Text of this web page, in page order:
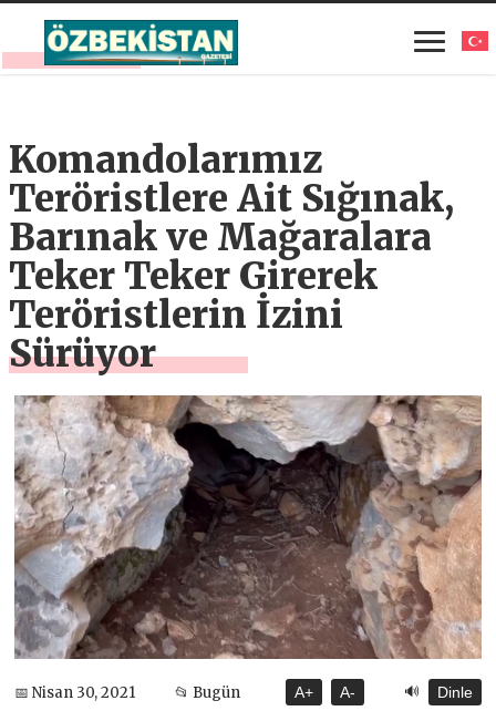
Komandolarımız
Teröristlere Ait Sığınak,
Barınak ve Mağaralara
Teker Teker Girerek
Teröristlerin İzini
Sürüyor
📅 Nisan 30, 2021 📂 Bugün A+ A- 🔊 Dinle